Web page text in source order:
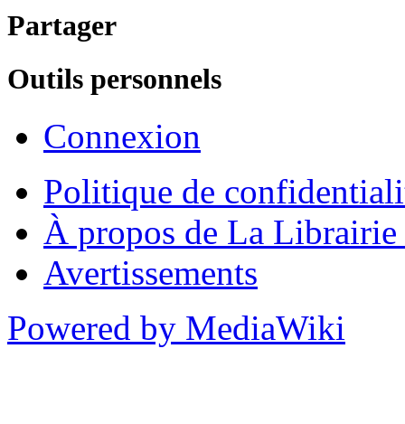
Partager
Outils personnels
Connexion
Politique de
À propos de La
Avertissements
Powered by MediaWiki